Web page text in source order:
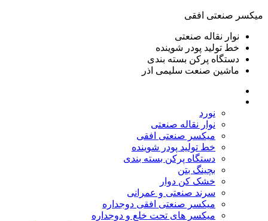
ميكسر صنعتی افقی
نوار نقاله صنعتی
خط تولید پودر شوينده
دستگاه پرکن بسته بندی
ماشين صنعت سليمی اذر
نورد
نوار نقاله صنعتی
ميكسر صنعتی افقی
خط تولید پودر شوينده
دستگاه پرکن بسته بندی
بچينگ بتن
خشک کن دوار
سرند صنعتی و عمرانی
میکسر صنعتی افقی دوجداره
میکسر های تحت خلع و دوجداره